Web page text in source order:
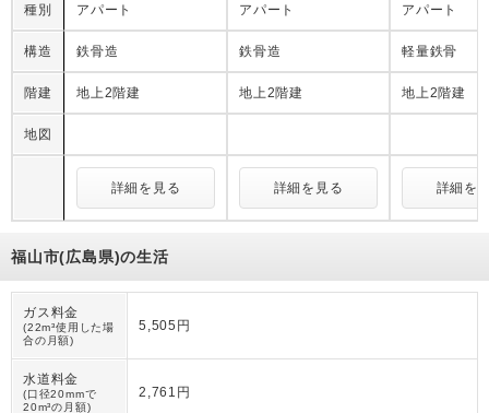
種別 アパート アパート アパート
構造 鉄骨造 鉄骨造 軽量鉄骨
階建 地上2階建 地上2階建 地上2階建
地図
詳細を見る 詳細を見る 詳細を
福山市(広島県)の生活
ガス料金
(22m³使用した場
合の月額)
5,505円
水道料金
(口径20mmで
20m³の月額)
2,761円